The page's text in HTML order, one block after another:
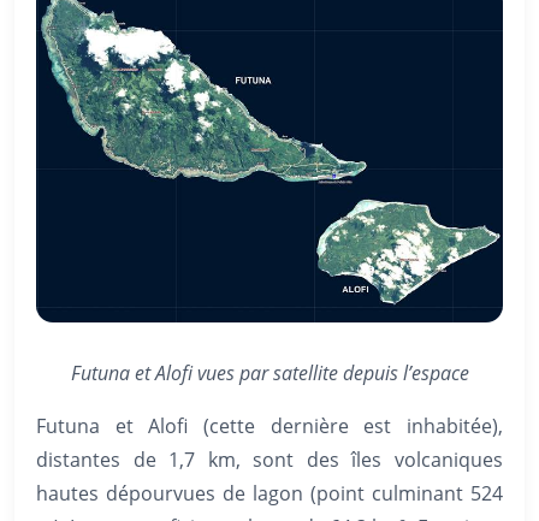
Futuna et Alofi vues par satellite depuis l’espace
Futuna et Alofi (cette dernière est inhabitée),
distantes de 1,7 km, sont des îles volcaniques
hautes dépourvues de lagon (point culminant 524